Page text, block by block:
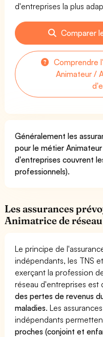
d'entreprises la plus
Comparer
Comprendre
Animateur /
Généralement les
pour le métier
d'entreprises couvrent
professionnels).
Les assurances
Animatrice de
Le principe de
indépendants, les TNS
exerçant la profession
réseau d'entreprises est
des pertes de revenus
maladies. Les
indépendants
proches (conjoint et